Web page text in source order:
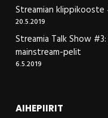
Streamian
20.5.2019
Streamia Talk Show
mainstream-pelit
6.5.2019
AIHEPIIRIT